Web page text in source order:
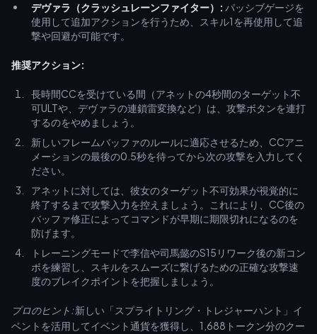
デヴァラ（クラッシュレーンファイター）: パッシブゲージを
使用して追加アクションを行うため、スキル1を再使用して追
撃や回避が可能です。
推奨アクション:
長時間CCを受けている間（アネットの4秒間のターゲット不
可ULTや、デヴァラの連鎖雷変換など）は、攻撃ボタンを連打
するのをやめましょう。
新しいフレームバッファのルールに適応させるため、CCアニ
メーションの最後の0.5秒を待ってから次の攻撃を入力してく
ださい。
アネットに対しては、彼女のターゲット不可効果が視覚的に
終了するまで攻撃入力を控えましょう。これにより、CC後の
バッファ修正によってコマンドが早期に期限切れになるのを
防げます。
トレーニングモードで李信や司馬懿のS15リワーク後の新コン
ボを練習し、スキルをスムーズに繋げるための正確な攻撃速
度のブレイクポイントを把握しましょう。
プロのヒント:新しい「スプライトリング・トレジャーハント」イ
ベントを活用してイベント通貨を獲得し、1,688トークン分のクー